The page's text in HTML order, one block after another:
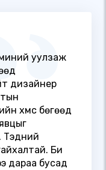
миний уулзаж
дизайнер
хүмүүс бөгөөд
Тэдний
Би
дараа бусад